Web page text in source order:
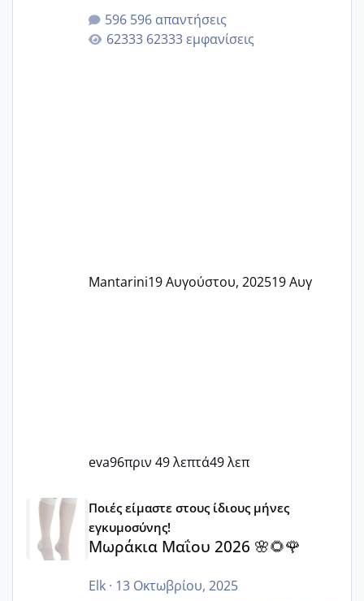
596 απαντήσεις
62333 εμφανίσεις
Mantarini19 Αυγούστου, 202519 Αυγ
eva96πριν 49 λεπτά49 λεπ
Μωράκια Μαΐου 2026 🌸🌻🌹
Ποιές είμαστε στους ίδιους μήνες
εγκυμοσύνης!
Μωράκια Μαΐου 2026 🌸🌻🌹
Elk· 13 Οκτωβρίου, 2025